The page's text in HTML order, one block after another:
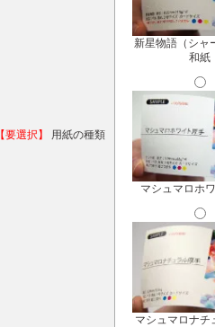
【要選択】 用紙の種類
新星物語（シャ
和紙
マシュマロホ
マシュマロナチ